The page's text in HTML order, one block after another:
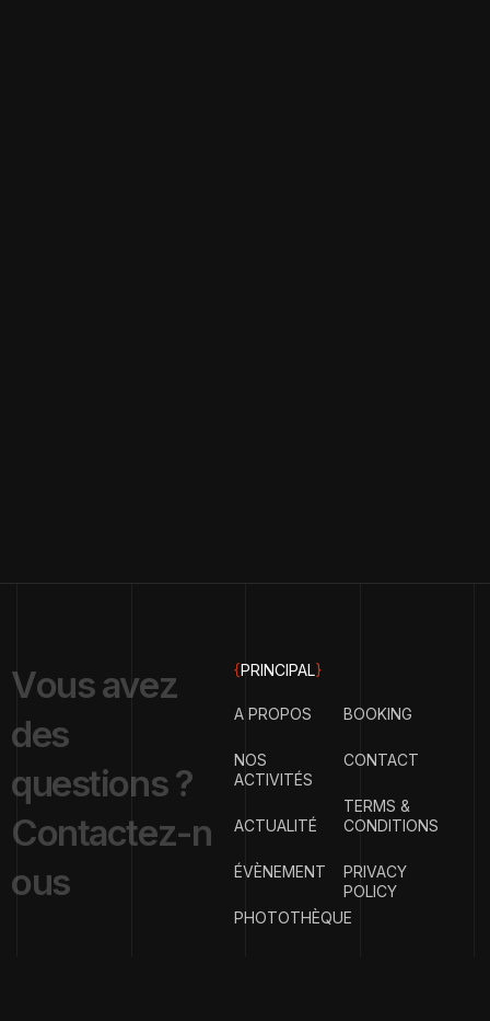
Vousavez
des
questions?
Contactez-n
ous
{PRINCIPAL}
A PROPOS
NOS
ACTIVITÉS
ACTUALITÉ
ÉVÈNEMENT
PHOTOTHÈQUE
BOOKING
CONTACT
TERMS &
CONDITIONS
PRIVACY
POLICY